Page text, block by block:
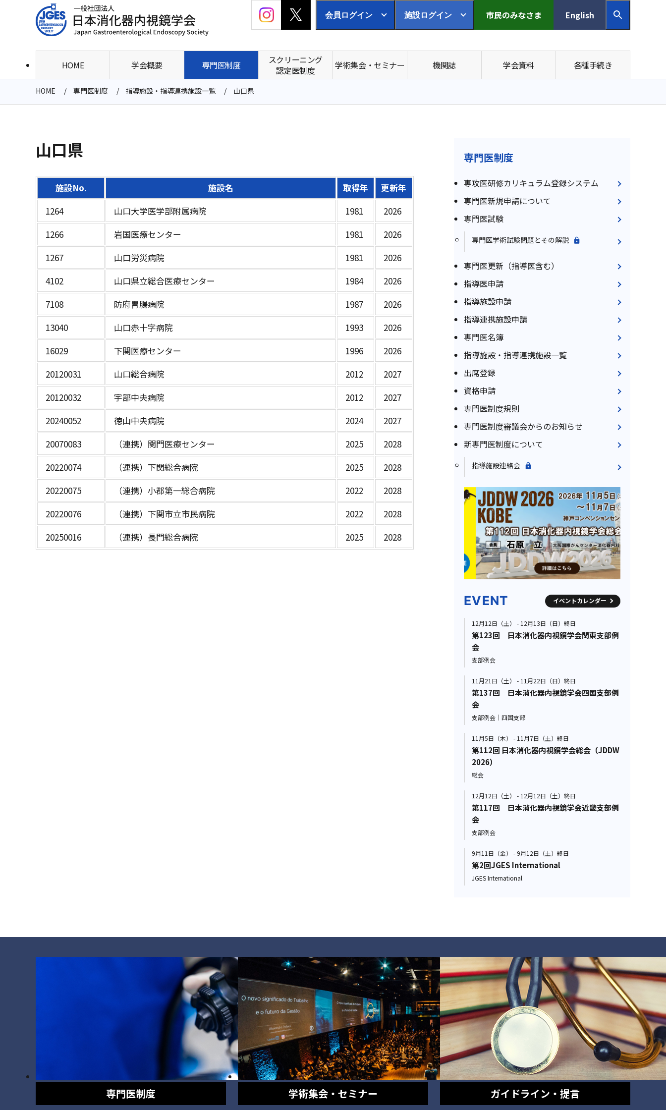
会員ログイン 施設ログイン 市民のみなさま English
HOME 学会概要 専門医制度
スクリーニング
認定医制度
学術集会・セミナー 機関誌 学会資料 各種手続き
HOME 専門医制度 指導施設・指導連携施設一覧 山口県
山口県
施設No. 施設名 取得年
更新年
1264
山口大学医学部附属病院 1981
2026
1266
岩国医療センター 1981
2026
1267
山口労災病院 1981
2026
4102
山口県立総合医療センター 1984
2026
7108
防府胃腸病院 1987
2026
13040
山口赤十字病院 1993
2026
16029
下関医療センター 1996
2026
20120031
山口総合病院 2012
2027
20120032
宇部中央病院 2012
2027
20240052
徳山中央病院 2024
2027
20070083
（連携）関門医療センター 2025
2028
20220074
（連携）下関総合病院 2025
2028
20220075
（連携）小郡第一総合病院 2022
2028
20220076
（連携）下関市立市民病院 2022
2028
20250016
（連携）長門総合病院 2025 2028
専門医制度
専攻医研修カリキュラム登録システム
専門医新規申請について
専門医試験
専門医学術試験問題とその解説
専門医更新（指導医含む）
指導医申請
指導施設申請
指導連携施設申請
専門医名簿
指導施設・指導連携施設一覧
出席登録
資格申請
専門医制度規則
専門医制度審議会からのお知らせ
新専門医制度について
指導施設連絡会
EVENT イベントカレンダー
12月12日（土） - 12月13日（日）終日
第123回 日本消化器内視鏡学会関東支部例
会
支部例会
11月21日（土） - 11月22日（日）終日
第137回 日本消化器内視鏡学会四国支部例
会
支部例会｜四国支部
11月5日（木） - 11月7日（土）終日
第112回 日本消化器内視鏡学会総会（JDDW
2026）
総会
12月12日（土） - 12月12日（土）終日
第117回 日本消化器内視鏡学会近畿支部例
会
支部例会
9月11日（金） - 9月12日（土）終日
第2回JGES International
JGES International
専門医制度 学術集会・セミナー ガイドライン・提言